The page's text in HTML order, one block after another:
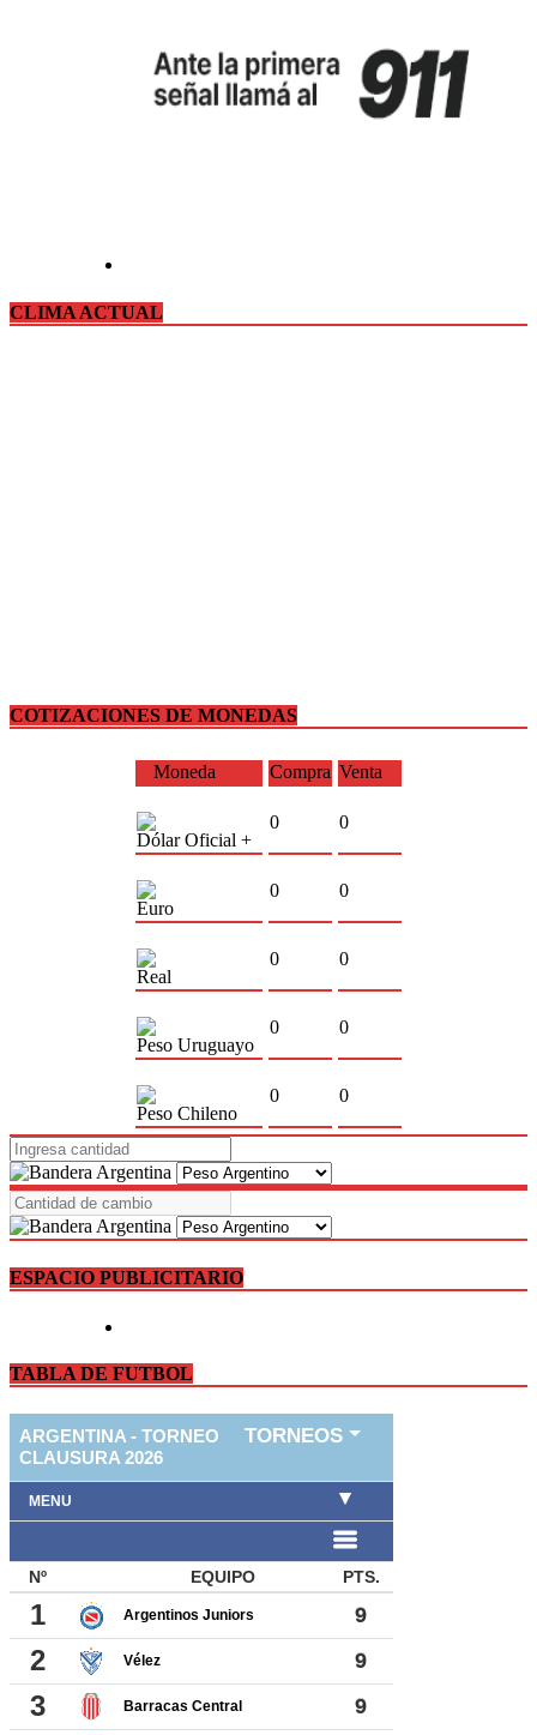
CLIMA ACTUAL
COTIZACIONES DE MONEDAS
Moneda Compra Venta
Dólar Oficial +
0 0
Euro
0 0
Real
0 0
Peso Uruguayo
0 0
Peso Chileno
0 0
ESPACIO PUBLICITARIO
TABLA DE FUTBOL